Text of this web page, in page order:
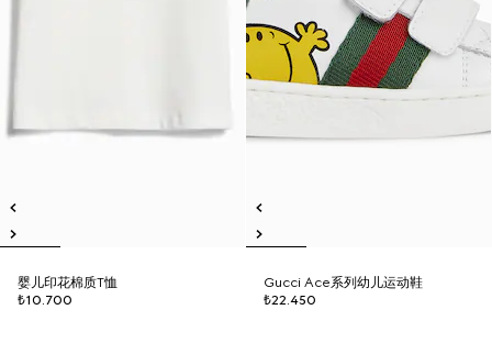
婴儿印花棉质T恤
₺10.700
Gucci Ace系列幼儿运动鞋
₺22.450